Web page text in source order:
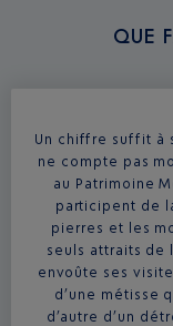
QUE
Un chiffre suffit à
ne compte pas
au Patrimoine
participent de
pierres et les
seuls attraits de
envoûte ses
d’une métisse
d’autre d’un